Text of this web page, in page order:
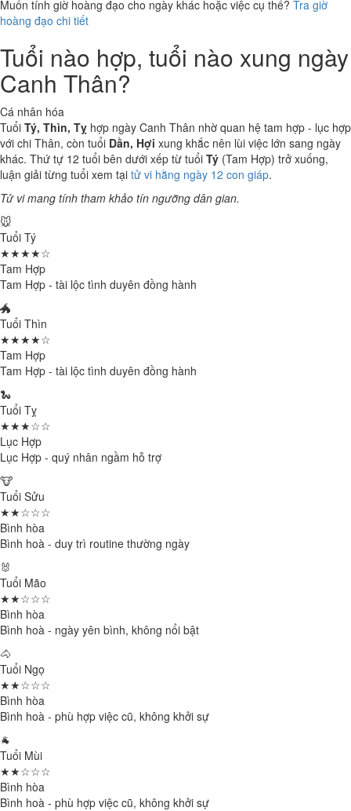
Muốn tính giờ hoàng đạo cho ngày khác hoặc việc cụ thể? Tra giờ
hoàng đạo chi tiết
Tuổi nào hợp, tuổi nào xung ngày
Canh Thân?
Cá nhân hóa
Tuổi Tý, Thìn, Tỵ hợp ngày Canh Thân nhờ quan hệ tam hợp - lục hợp
với chi Thân, còn tuổi Dần, Hợi xung khắc nên lùi việc lớn sang ngày
khác. Thứ tự 12 tuổi bên dưới xếp từ tuổi Tý (Tam Hợp) trở xuống,
luận giải từng tuổi xem tại tử vi hằng ngày 12 con giáp.
Tử vi mang tính tham khảo tín ngưỡng dân gian.
🐭
Tuổi Tý
★★★★☆
Tam Hợp
Tam Hợp - tài lộc tình duyên đồng hành
🐲
Tuổi Thìn
★★★★☆
Tam Hợp
Tam Hợp - tài lộc tình duyên đồng hành
🐍
Tuổi Tỵ
★★★☆☆
Lục Hợp
Lục Hợp - quý nhân ngầm hỗ trợ
🐮
Tuổi Sửu
★★☆☆☆
Bình hòa
Bình hoà - duy trì routine thường ngày
🐰
Tuổi Mão
★★☆☆☆
Bình hòa
Bình hoà - ngày yên bình, không nổi bật
🐴
Tuổi Ngọ
★★☆☆☆
Bình hòa
Bình hoà - phù hợp việc cũ, không khởi sự
🐐
Tuổi Mùi
★★☆☆☆
Bình hòa
Bình hoà - phù hợp việc cũ, không khởi sự